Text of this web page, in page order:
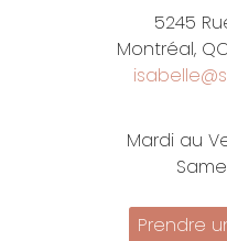
5245
Montréal,
Mardi au
Prendre